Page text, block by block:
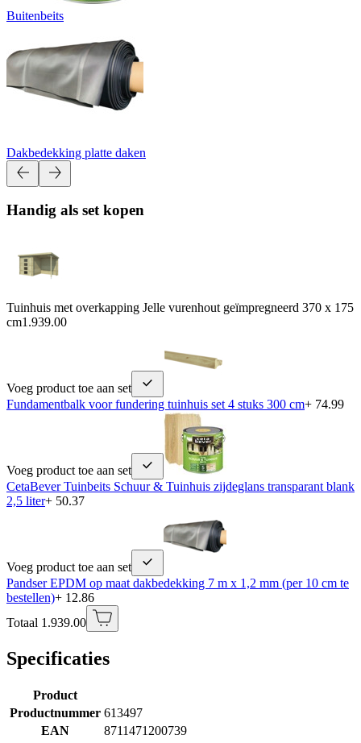
Buitenbeits
Dakbedekking platte daken
Handig als set kopen
Tuinhuis met overkapping Jelle vurenhout geïmpregneerd 370 x 175
cm1.939.00
Voeg product toe aan set
Fundamentbalk voor fundering tuinhuis set 4 stuks 300 cm+ 74.99
Voeg product toe aan set
CetaBever Tuinbeits Schuur & Tuinhuis zijdeglans transparant blank
2,5 liter+ 50.37
Voeg product toe aan set
Pandser EPDM op maat dakbedekking 7 m x 1,2 mm (per 10 cm te
bestellen)+ 12.86
Totaal 1.939.00
Specificaties
Product
Productnummer 613497
EAN
8711471200739